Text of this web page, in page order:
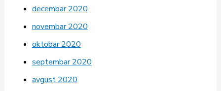
decembar 2020
novembar 2020
oktobar 2020
septembar 2020
avgust 2020